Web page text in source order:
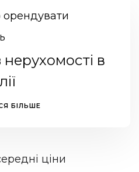
орендувати
в
БІЛЬШЕ
ціни